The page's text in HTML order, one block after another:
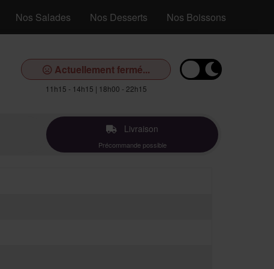
Nos Salades Nos Desserts Nos Boissons
Actuellement fermé...
11h15 - 14h15 | 18h00 - 22h15
Livraison
Précommande possible